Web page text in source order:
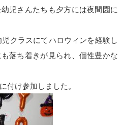
児さんたちも夕方には夜間園に
クラスにてハロウィンを経験し
落ち着きが見られ、個性豊かな
付け参加しました。